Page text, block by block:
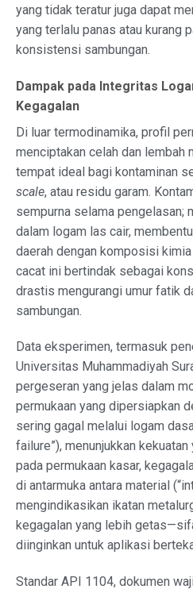
yang tidak teratur juga dapat
yang terlalu panas atau kurang
konsistensi sambungan.
Dampak pada Integritas
Kegagalan
Di luar termodinamika, profil
menciptakan celah dan lembah
tempat ideal bagi kontaminan
scale, atau residu garam.
sempurna selama pengelasan;
dalam logam las cair,
daerah dengan komposisi
cacat ini bertindak sebagai
drastis mengurangi umur fatik
sambungan.
Data eksperimen, termasuk
Universitas Muhammadiyah
pergeseran yang jelas dalam
permukaan yang dipersiapkan
sering gagal melalui logam
failure”), menunjukkan
pada permukaan kasar,
di antarmuka antara material
mengindikasikan ikatan
kegagalan yang lebih
diinginkan untuk aplikasi
Standar API 1104, dokumen